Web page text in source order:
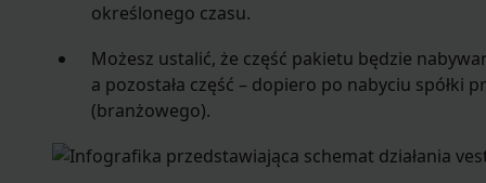
określonego czasu.
Możesz ustalić, że część pakietu będzie
a pozostała część – dopiero po nabyciu spółki
(branżowego).